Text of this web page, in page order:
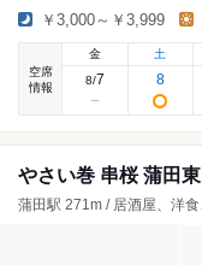
￥3,000～￥3,999
空席
情報
金
8/7
土
8
やさい巻 串桜 蒲田
蒲田駅 271m / 居酒屋、洋